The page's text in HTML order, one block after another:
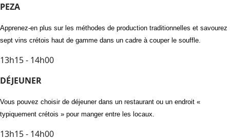
PEZA
Apprenez-en plus sur les méthodes de production traditionnelles et savourez
sept vins crétois haut de gamme dans un cadre à couper le souffle.
13h15 - 14h00
DÉJEUNER
Vous pouvez choisir de déjeuner dans un restaurant ou un endroit «
typiquement crétois » pour manger entre les locaux.
13h15 - 14h00